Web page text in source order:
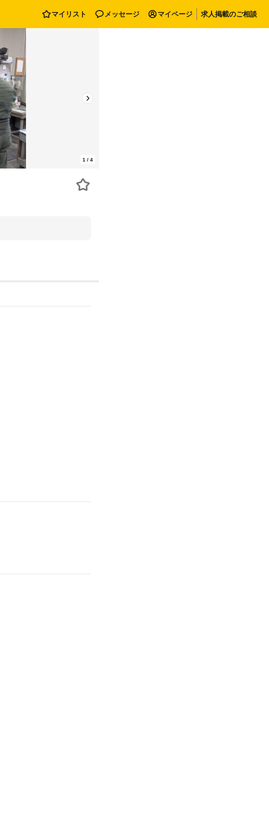
マイリスト メッセージ マイページ 求人掲載のご相談
1 / 4